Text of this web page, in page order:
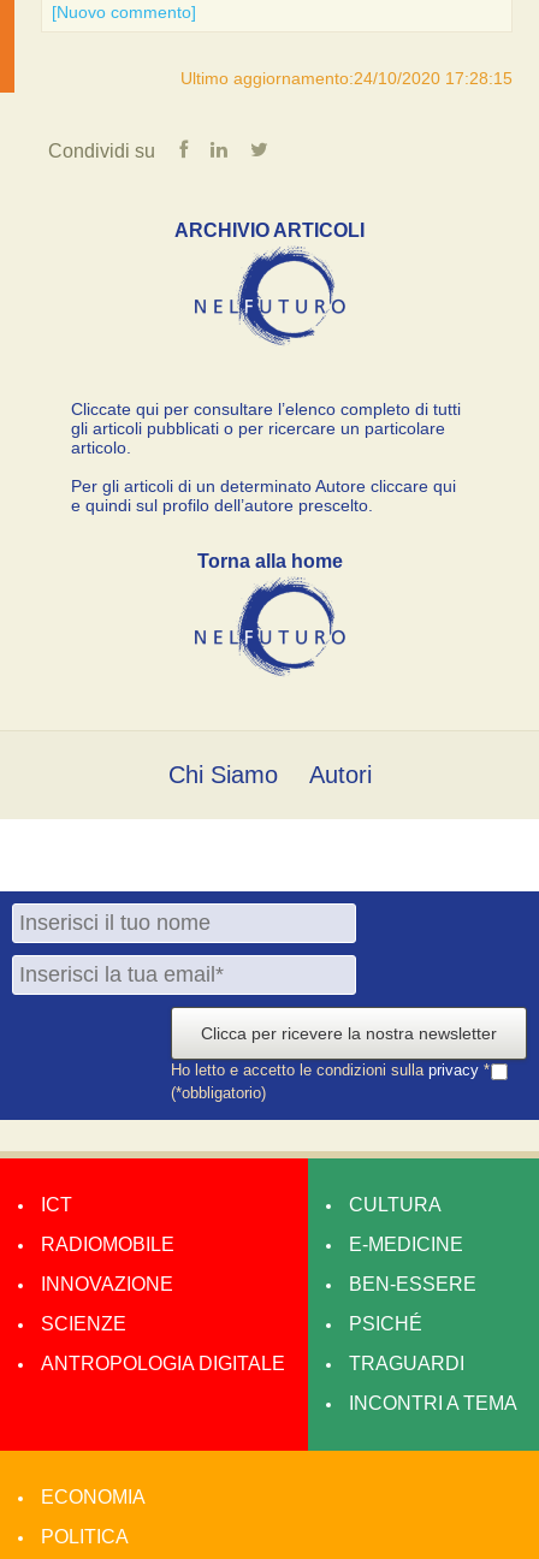
[Nuovo commento]
Ultimo aggiornamento:24/10/2020 17:28:15
Condividi su
ARCHIVIO ARTICOLI
Cliccate qui per consultare l’elenco completo di tutti
gli articoli pubblicati o per ricercare un particolare
articolo.
Per gli articoli di un determinato Autore cliccare qui
e quindi sul profilo dell’autore prescelto.
Torna alla home
Chi Siamo Autori
Clicca per ricevere la nostra newsletter
Ho letto e accetto le condizioni sulla privacy *
(*obbligatorio)
ICT
RADIOMOBILE
INNOVAZIONE
SCIENZE
ANTROPOLOGIA DIGITALE
CULTURA
E-MEDICINE
BEN-ESSERE
PSICHÉ
TRAGUARDI
INCONTRI A TEMA
ECONOMIA
POLITICA